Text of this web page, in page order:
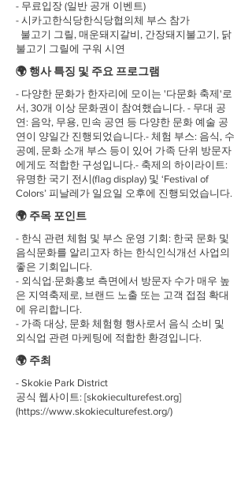
- 무료입장 (일반 공개 이벤트)
- 시카고한식당한식당협의체 부스 참가
불고기 그릴, 매운돼지갈비, 간장돼지불고기, 닭
불고기 그릴에 구워 시연
🌍 행사 특징 및 주요 프로그램
- 다양한 문화가 한자리에 모이는 '다문화 축제'로
서, 30개 이상 문화권이 참여했습니다. - 무대 공
연: 음악, 무용, 민속 공연 등 다양한 문화 예술 공
연이 양일간 진행되었습니다.- 체험 부스: 음식, 수
공예, 문화 소개 부스 등이 있어 가족 단위 방문자
에게도 적합한 구성입니다.- 축제의 하이라이트:
유명한 국기 전시(flag display) 및 ‘Festival of
Colors’ 피날레가 일요일 오후에 진행되었습니다.
🌍 주목 포인트
- 한식 관련 체험 및 부스 운영 기회: 한국 문화 및
음식문화를 알리고자 하는 한식인식개선 사업의
좋은 기회입니다.
- 외식업·문화홍보 측면에서 방문자 수가 매우 높
은 지역축제로, 브랜드 노출 또는 고객 접점 확대
에 유리합니다.
- 가족 대상, 문화 체험형 행사로서 음식 소비 및
외식업 관련 마케팅에 적합한 환경입니다.
🌍 주최
- Skokie Park District
공식 웹사이트: [skokieculturefest.org]
(https://www.skokieculturefest.org/)